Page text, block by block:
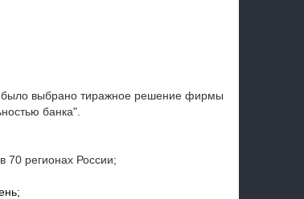
было выбрано тиражное решение фирмы
банка".
70 регионах России;